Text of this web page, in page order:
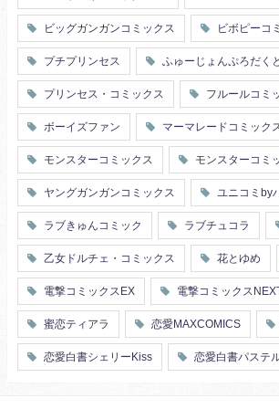
ビッグガンガンコミックス ビボピーコ
プチプリンセス ふゅーじょんぷろだくと
プリンセス・コミックス フルールコミ
ボーイズファン マーマレードコミック
モンスターコミックス モンスターコミ
ヤングガンガンコミックス ユニコミby
ラブきゅんコミック ラブチュコラ
乙女ドルチェ・コミックス 花とゆめ
電撃コミックスEX 電撃コミックスNEXT
蜜恋ティアラ 恋愛MAXCOMICS
恋愛白書シェリーKiss 恋愛白書パステ